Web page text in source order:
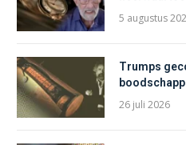
5 augustus
Trumps
26 juli 2026